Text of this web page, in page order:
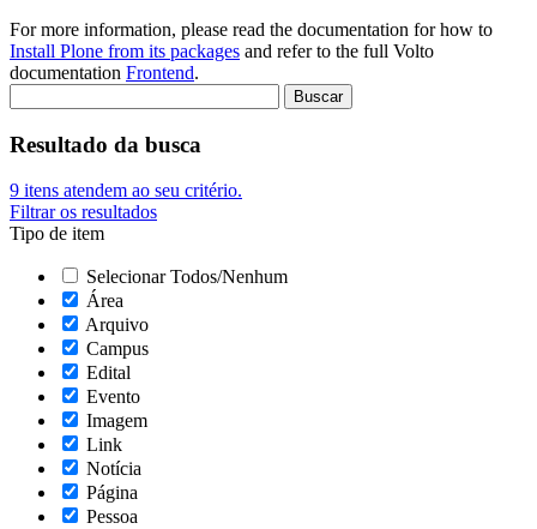
For more information, please read the documentation for how to
Install Plone from its packages and refer to the full Volto
documentation Frontend.
Resultado da busca
9 itens atendem ao seu critério.
Filtrar os resultados
Tipo de item
Selecionar Todos/Nenhum
Área
Arquivo
Campus
Edital
Evento
Imagem
Link
Notícia
Página
Pessoa